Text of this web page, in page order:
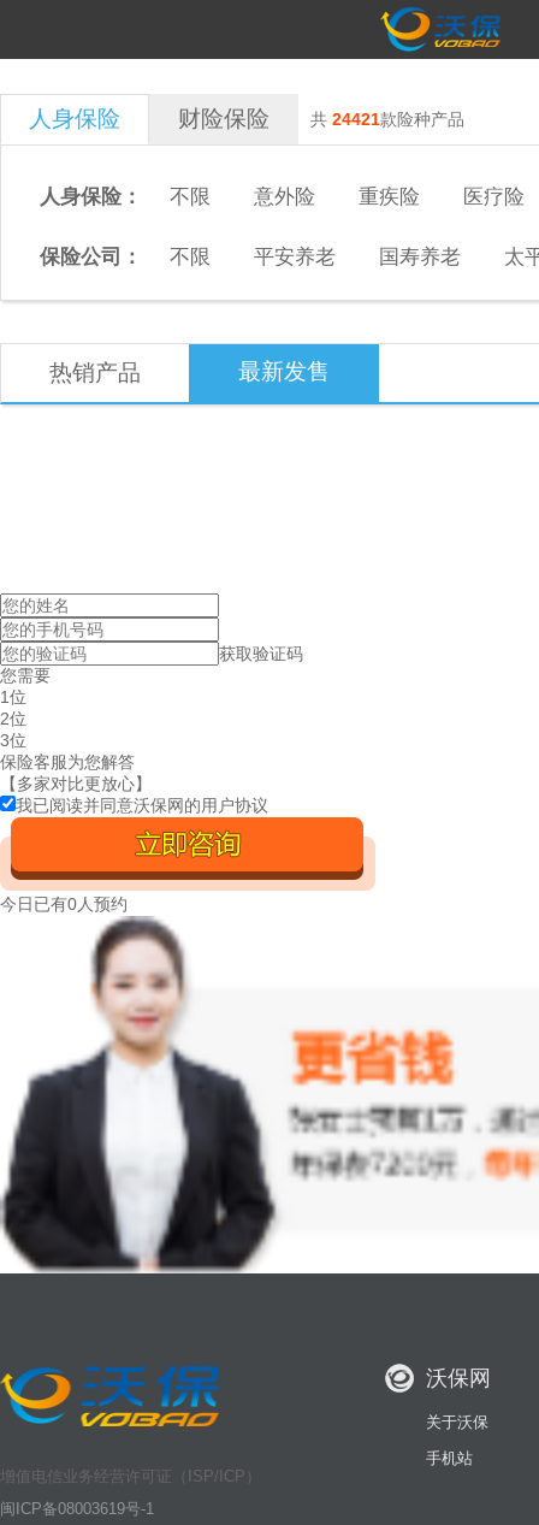
人身保险 财险保险 共 24421款险种产品
人身保险： 不限 意外险 重疾险 医疗险
保险公司： 不限 平安养老 国寿养老 太
热销产品 最新发售
获取验证码
您需要
1位
2位
3位
保险客服为您解答
【多家对比更放心】
我已阅读并同意沃保网的用户协议
今日已有0人预约
增值电信业务经营许可证（ISP/ICP）
闽ICP备08003619号-1
沃保网
关于沃保
手机站